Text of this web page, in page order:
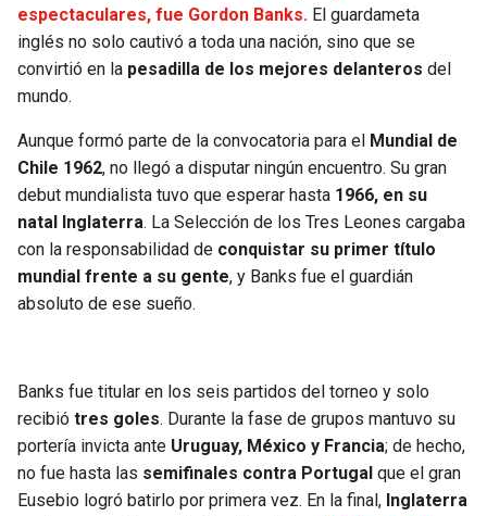
RAMS
SEAHAWKS
BEARS
LIONS
PACKERS
FALCONS
PANTHERS
ROCKETS
PELICANS
SPURS
NUGGETS
TIMBERWOLVES
TRAIL BLAZERS
JAZZ
espectaculares, fue Gordon Banks. El guardameta
inglés no solo cautivó a toda una nación, sino que se
convirtió en la pesadilla de los mejores delanteros del
mundo.
Aunque formó parte de la convocatoria para el Mundial de
Chile 1962, no llegó a disputar ningún encuentro. Su gran
debut mundialista tuvo que esperar hasta 1966, en su
natal Inglaterra. La Selección de los Tres Leones cargaba
con la responsabilidad de conquistar su primer título
mundial frente a su gente, y Banks fue el guardián
absoluto de ese sueño.
Banks fue titular en los seis partidos del torneo y solo
recibió tres goles. Durante la fase de grupos mantuvo su
portería invicta ante Uruguay, México y Francia; de hecho,
no fue hasta las semifinales contra Portugal que el gran
Eusebio logró batirlo por primera vez. En la final, Inglaterra